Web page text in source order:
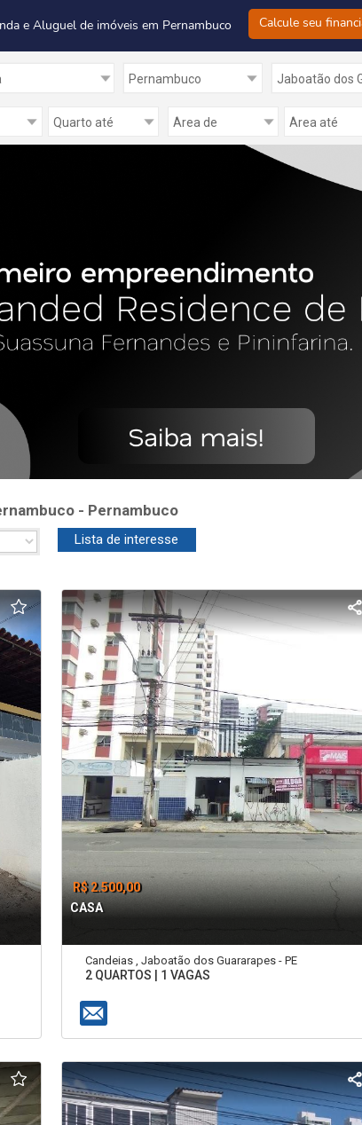
e Aluguel de imóveis em Pernambuco Calcule seu
- Pernambuco
Lista de interesse
R$ 2.500,00
CASA
Candeias , Jaboatão dos Guararapes - PE
2 QUARTOS | 1 VAGAS